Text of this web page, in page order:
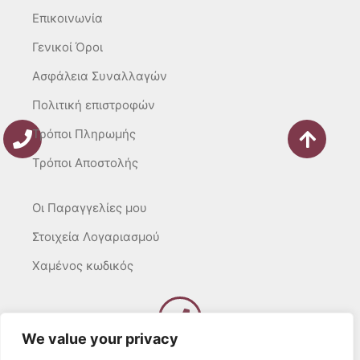
We value your privacy
Επικοινωνία
Γενικοί Όροι
Ασφάλεια Συναλλαγών
Πολιτική επιστροφών
Τρόποι Πληρωμής
Τρόποι Αποστολής
Οι Παραγγελίες μου
Στοιχεία Λογαριασμού
Χαμένος κωδικός
Καλέστε μας